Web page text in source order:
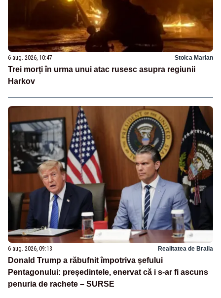
6 aug. 2026, 10:47 Stoica Marian
Trei morți în urma unui atac rusesc asupra regiunii
Harkov
6 aug. 2026, 09:13 Realitatea de Braila
Donald Trump a răbufnit împotriva șefului
Pentagonului: președintele, enervat că i s-ar fi ascuns
penuria de rachete – SURSE